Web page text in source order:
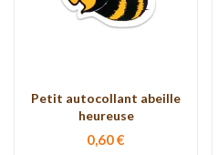
Petit autocollant abeille
heureuse
0,60 €